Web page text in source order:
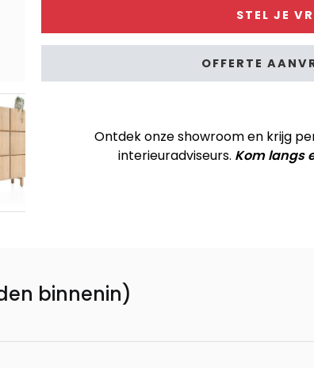
STEL JE
OFFERTE
Ontdek onze showroom en krijg
interieuradviseurs. Kom langs
binnenin)